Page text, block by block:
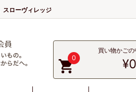
スローヴィレッジ
0
買い物かごの
¥0